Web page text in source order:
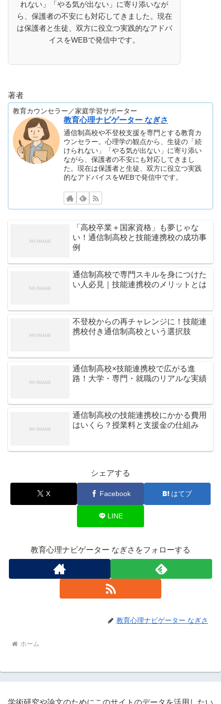
れない」「やる気が出ない」に寄り添いなが
ら、保護者の不安にも対応してきました。現在
は保護者と生徒、双方に役立つ実践的なアドバ
イスをWEBで発信中です。
著者
教育カウンセラー／家庭学習サポーター
教育心理ナビゲーター なぎさ
通信制高校や不登校支援を専門とする教育カ
ウンセラー。心理学の観点から、生徒の「続
けられない」「やる気が出ない」に寄り添い
ながら、保護者の不安にも対応してきまし
た。現在は保護者と生徒、双方に役立つ実践
的なアドバイスをWEBで発信中です。
「高校卒業＋国家資格」も夢じゃな
い！通信制高校と技能連携校の成功事
例
通信制高校で専門スキルを身につけた
い人必見｜技能連携校のメリットとは
不登校からの再チャレンジに！技能連
携校付き通信制高校という選択肢
通信制高校×技能連携校で広がる進
路！大学・専門・就職のリアルな実績
通信制高校の技能連携校にかかる費用
はいくら？授業料と支援金の仕組み
シェアする
X Facebook はてブ
LINE
教育心理ナビゲーター なぎさをフォローする
教育心理ナビゲーター なぎさ
ホーム
学術研究や論文のためにこのサイトのデータを活用したい